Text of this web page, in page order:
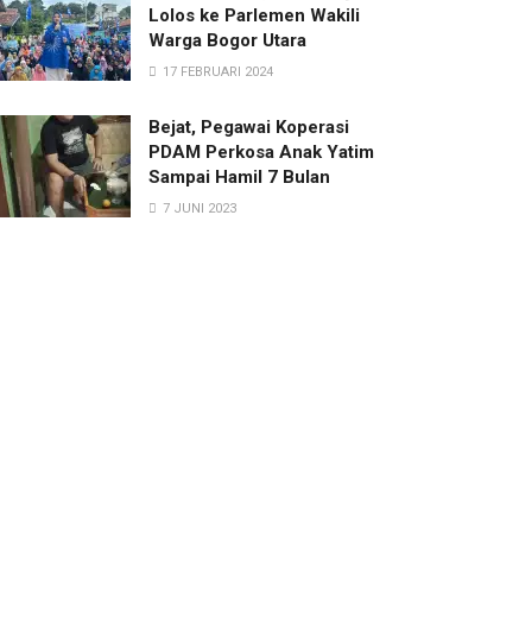
Lolos ke Parlemen Wakili
Warga Bogor Utara
17 FEBRUARI 2024
Bejat, Pegawai Koperasi
PDAM Perkosa Anak Yatim
Sampai Hamil 7 Bulan
7 JUNI 2023